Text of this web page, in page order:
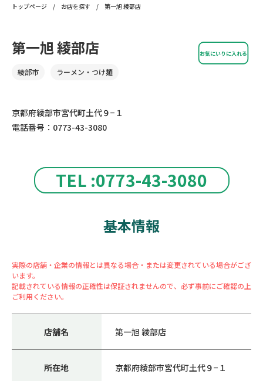
トップページ / お店を探す / 第一旭 綾部店
TEL :0773-43-3080
お気にいりに入れる
第一旭 綾部店
綾部市 ラーメン・つけ麺
京都府綾部市宮代町土代９−１
電話番号：0773-43-3080
基本情報
実際の店舗・企業の情報とは異なる場合・または変更されている場合がござ
います。
記載されている情報の正確性は保証されませんので、必ず事前にご確認の上
ご利用ください。
店舗名 第一旭 綾部店
所在地 京都府綾部市宮代町土代９−１